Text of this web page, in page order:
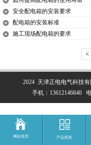
安全配电箱的安装要求
配电箱的安装标准
施工现场配电箱的要求
<
2024 天津正电电气科技
手机： 13612146840电
网站首页 产品类别